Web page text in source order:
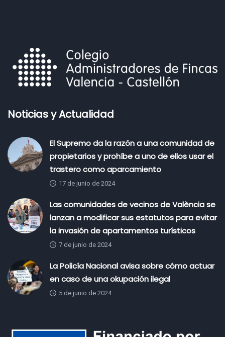
Noticias y Actualidad
El Supremo da la razón a una comunidad de
propietarios y prohíbe a uno de ellos usar el
trastero como aparcamiento
17 de junio de 2024
Las comunidades de vecinos de València se
lanzan a modificar sus estatutos para evitar
la invasión de apartamentos turísticos
7 de junio de 2024
La Policía Nacional avisa sobre cómo actuar
en caso de una okupación ilegal
5 de junio de 2024